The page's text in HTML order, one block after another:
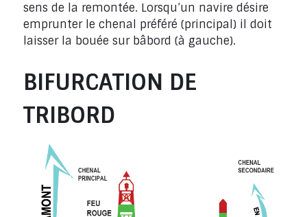
sens de la remontée. Lorsqu’un navire désire
emprunter le chenal préféré (principal) il doit
laisser la bouée sur bâbord (à gauche).
BIFURCATION DE
TRIBORD